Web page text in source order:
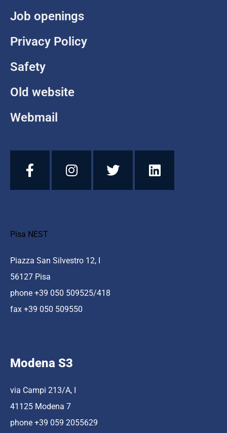
Job openings
Privacy Policy
Safety
Old website
Webmail
Pisa NEST
Piazza San Silvestro 12, I
56127 Pisa
phone +39 050 509525/418
fax +39 050 509550
Modena S3
via Campi 213/A, I
41125 Modena 7
phone +39 059 2055629